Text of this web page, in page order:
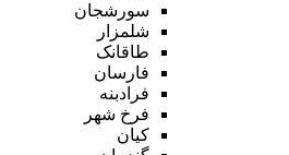
سورشجان
شلمزار
طاقانک
فارسان
فرادبنه
فرخ شهر
کیان